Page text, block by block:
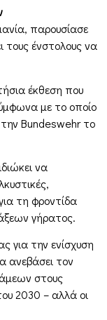
παρουσίασε
ένστολους να
έκθεση που
με το οποίο
Bundeswehr το
να
τη φροντίδα
γήρατος.
για την ενίσχυση
ανεβάσει τον
στους
2030 – αλλά οι